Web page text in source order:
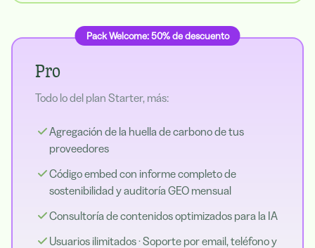
Pack Welcome: 50% de descuento
Pro
Todo lo del plan Starter, más:
Agregación de la huella de carbono de tus
proveedores
Código embed con informe completo de
sostenibilidad y auditoría GEO mensual
Consultoría de contenidos optimizados para la IA
Usuarios ilimitados · Soporte por email, teléfono y